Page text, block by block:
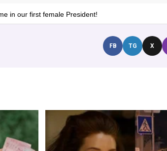
in our first female President!
FB TG X